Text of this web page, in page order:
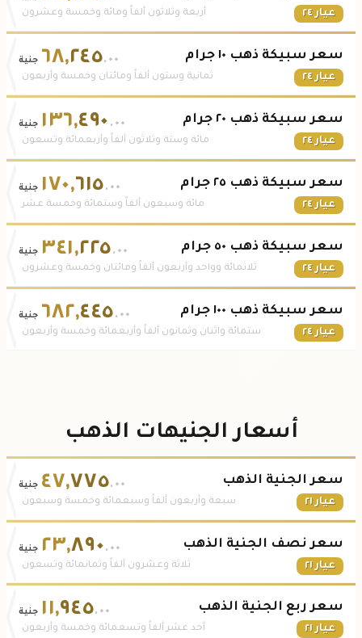
عيار ٢٤ أربعة وثلاثون ألفاً ومائة وخمسة وعشرون
سعر سبيكة ذهب ١٠ جرام
عيار ٢٤
٦٨,٢٤٥.٠٠ جنية
ثمانية وستون ألفاً ومائتان وخمسة وأربعون
سعر سبيكة ذهب ٢٠ جرام
عيار ٢٤
١٣٦,٤٩٠ .٠٠ جنية
مائة وستة وثلاثون ألفاً وأربعمائة وتسعون
سعر سبيكة ذهب ٢٥ جرام
عيار ٢٤
١٧٠,٦١٥.٠٠ جنية
مائة وسبعون ألفاً وستمائة وخمسة عشر
سعر سبيكة ذهب ٥٠ جرام
عيار ٢٤
٣٤١,٢٢٥.٠٠ جنية
ثلاثمائة وواحد وأربعون ألفاً ومائتان وخمسة وعشرون
سعر سبيكة ذهب ١٠٠ جرام
عيار ٢٤
٦٨٢,٤٤٥.٠٠ جنية
ستمائة واثنان وثمانون ألفاً وأربعمائة وخمسة وأربعون
أسعار الجنيهات الذهب
سعر الجنية الذهب
عيار ٢١
٤٧,٧٧٥.٠٠ جنية
سبعة وأربعون ألفاً وسبعمائة وخمسة وسبعون
سعر نصف الجنية الذهب
عيار ٢١
٢٣,٨٩٠.٠٠ جنية
ثلاثة وعشرون ألفاً وثمانمائة وتسعون
سعر ربع الجنية الذهب
عيار ٢١
١١,٩٤٥.٠٠ جنية
أحد عشر ألفاً وتسعمائة وخمسة وأربعون